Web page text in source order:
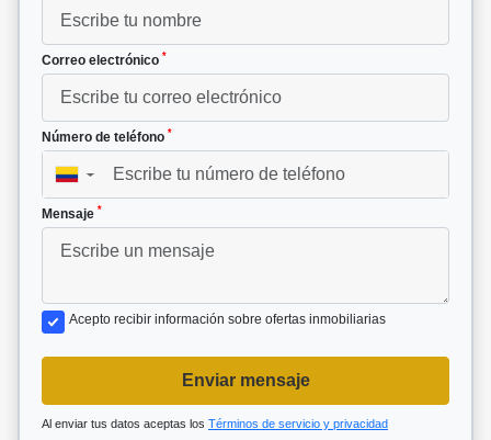
Correo electrónico *
Número de teléfono *
▼
Mensaje *
Acepto recibir información sobre ofertas inmobiliarias
Enviar mensaje
Al enviar tus datos aceptas los Términos de servicio y privacidad